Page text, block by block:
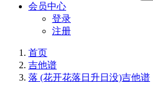
会员中心
登录
注册
首页
吉他谱
落 (花开花落日升日没)吉他谱